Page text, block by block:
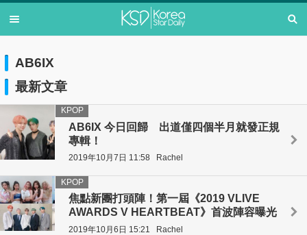
AB6IX
最新文章
AB6IX 今日回歸 出道僅四個半月就發正規
專輯！
KPOP
2019年10月7日 11:58 Rachel
焦點新團打頭陣！第一屆《2019 VLIVE
AWARDS V HEARTBEAT》首波陣容曝光
KPOP
2019年10月6日 15:21 Rachel